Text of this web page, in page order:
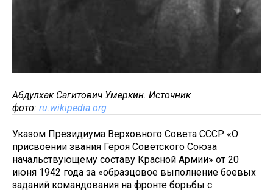
Абдулхак Сагитович Умеркин. Источник
фото: ru.wikipedia.org
Указом Президиума Верховного Совета СССР «О
присвоении звания Героя Советского Союза
начальствующему составу Красной Армии» от 20
июня 1942 года за «образцовое выполнение боевых
заданий командования на фронте борьбы с